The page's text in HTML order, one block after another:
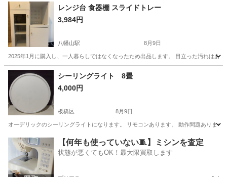
神奈川 藤沢市 その他
レンジ台 食器棚 スライドトレー
3,984円
八幡山駅 8月9日
2025年1月に購入し、一人暮らしではなくなったため出品します。 目立った汚れはあ
東京 杉並区 八幡山駅 収納家具
シーリングライト 8畳
4,000円
板橋区 8月9日
オーデリックのシーリングライトになります。 リモコンあります。 動作問題ありませ
東京 板橋区 照明器具
【何年も使っていない🧵】ミシンを査定
状態が悪くてもOK！最大限買取します